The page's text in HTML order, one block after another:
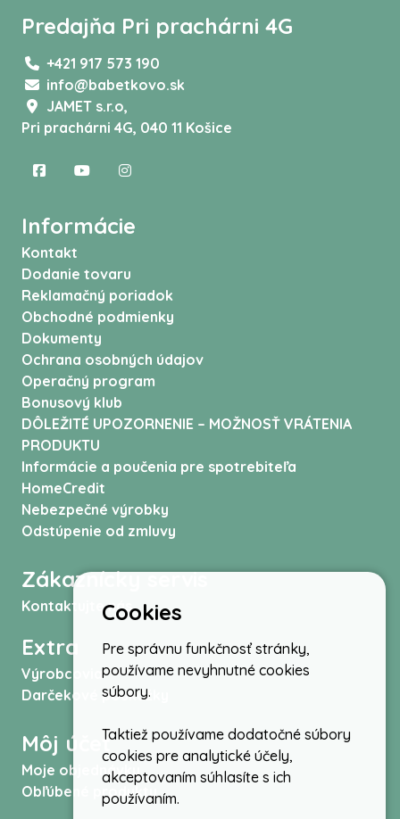
Predajňa Pri prachárni 4G
+421 917 573 190
info@babetkovo.sk
JAMET s.r.o,
Pri prachárni 4G, 040 11 Košice
Informácie
Kontakt
Dodanie tovaru
Reklamačný poriadok
Obchodné podmienky
Dokumenty
Ochrana osobných údajov
Operačný program
Bonusový klub
DÔLEŽITÉ UPOZORNENIE – MOŽNOSŤ VRÁTENIA
PRODUKTU
Informácie a poučenia pre spotrebiteľa
HomeCredit
Nebezpečné výrobky
Odstúpenie od zmluvy
Zákaznícky servis
Kontaktujte nás
Extra
Výrobcovia
Darčekové poukážky
Môj účet
Moje objednávky
Obľúbené produkty
Cookies
Pre správnu funkčnosť stránky,
používame nevyhnutné cookies
súbory.
Taktiež používame dodatočné súbory
cookies pre analytické účely,
akceptovaním súhlasíte s ich
používaním.